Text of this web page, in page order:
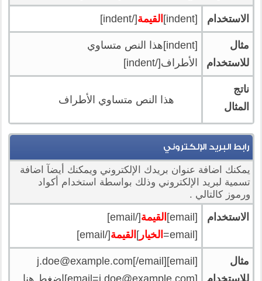
الاستخدام [indent] القيمة[/indent]
مثال
للاستخدام
[indent]هذا النص متساوي
الأطراف[/indent]
ناتج
المثال
هذا النص متساوي الأطراف
رابط البريد الإلكتروني
يمكنك اضافة عنوان بريدك الإلكتروني ويمكنك أيضآ اضافة
تسمية لبريد الإلكتروني وذلك بواسطة استخدام أكواد
ورموز كالتالي .
الاستخدام [email] القيمة[/email]
[email=
الخيار] القيمة[/email]
مثال
للاستخدام
[email]
j.doe@example.com[/email]
[
email=j.doe@example.com]اضغط هنا